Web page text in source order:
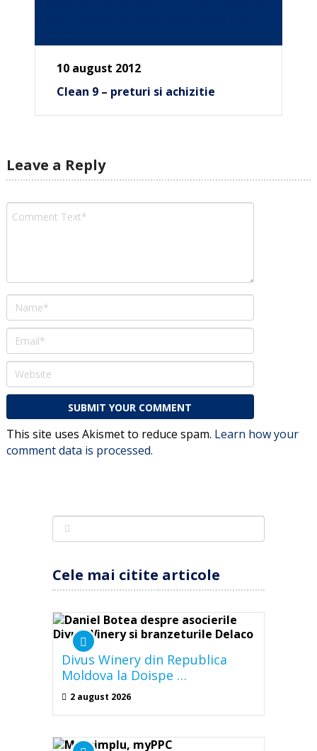
10 august 2012
Clean 9 – preturi si achizitie
Leave a Reply
This site uses Akismet to reduce spam. Learn how your
comment data is processed.
Cele mai citite articole
Divus Winery din Republica
Moldova la Doispe …
2 august 2026